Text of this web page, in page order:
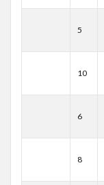
5
10
6
8